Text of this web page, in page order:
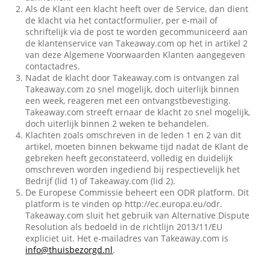
Als de Klant een klacht heeft over de Service, dan dient
de klacht via het contactformulier, per e-mail of
schriftelijk via de post te worden gecommuniceerd aan
de klantenservice van Takeaway.com op het in artikel 2
van deze Algemene Voorwaarden Klanten aangegeven
contactadres.
Nadat de klacht door Takeaway.com is ontvangen zal
Takeaway.com zo snel mogelijk, doch uiterlijk binnen
een week, reageren met een ontvangstbevestiging.
Takeaway.com streeft ernaar de klacht zo snel mogelijk,
doch uiterlijk binnen 2 weken te behandelen.
Klachten zoals omschreven in de leden 1 en 2 van dit
artikel, moeten binnen bekwame tijd nadat de Klant de
gebreken heeft geconstateerd, volledig en duidelijk
omschreven worden ingediend bij respectievelijk het
Bedrijf (lid 1) of Takeaway.com (lid 2).
De Europese Commissie beheert een ODR platform. Dit
platform is te vinden op http://ec.europa.eu/odr.
Takeaway.com sluit het gebruik van Alternative Dispute
Resolution als bedoeld in de richtlijn 2013/11/EU
expliciet uit. Het e-mailadres van Takeaway.com is
info@thuisbezorgd.nl.